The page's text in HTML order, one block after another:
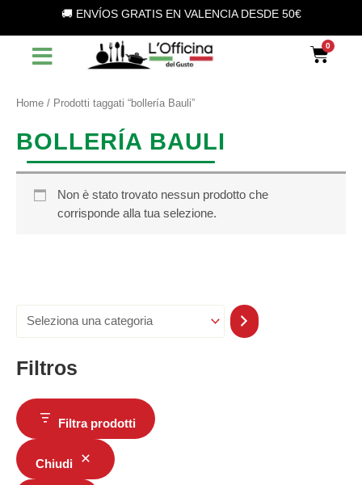
contenuto
🚚 ENVÍOS GRATIS EN VALENCIA DESDE 50€
l
o
u
a
Filtros
Filtra prodotti
Chiudi
Home / Prodotti taggati “bollería Bauli”
BOLLERÍA BAULI
Non è stato trovato nessun prodotto che
corrisponde alla tua selezione.